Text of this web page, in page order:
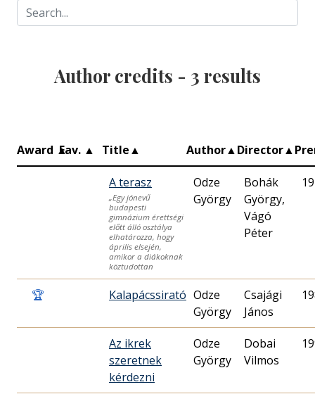
Author credits - 3 results
Award ▲
Fav. ▲ Title▲ Author▲Director▲
A terasz
„Egy jónevű
budapesti
gimnázium érettségi
előtt álló osztálya
elhatározza, hogy
április elsején,
amikor a diákoknak
köztudottan
Odze
György
Bohák
György,
Vágó
Péter
🏆 Kalapácssirató Odze
György
Csajági
János
Az ikrek
szeretnek
kérdezni
Odze
György
Dobai
Vilmos